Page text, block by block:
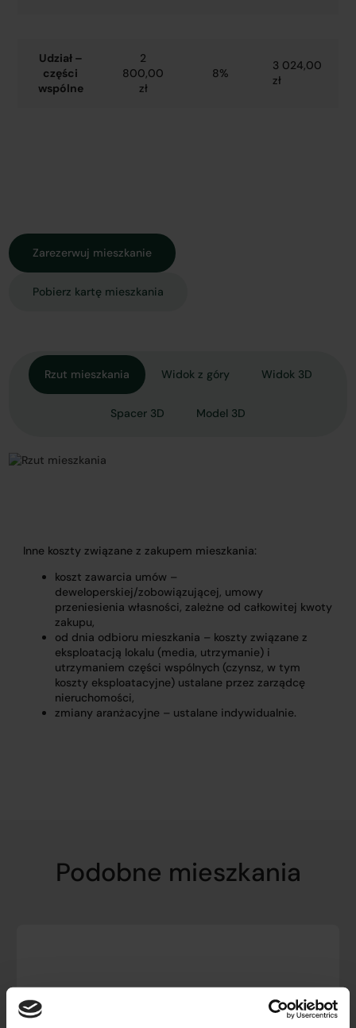
Rzut mieszkania Widok z góry Widok 3D
Spacer 3D Model 3D
Inne koszty związane z zakupem mieszkania:
koszt zawarcia umów –
deweloperskiej/zobowiązującej, umowy
przeniesienia własności, zależne od całkowitej kwoty
zakupu,
od dnia odbioru mieszkania – koszty związane z
eksploatacją lokalu (media, utrzymanie) i
utrzymaniem części wspólnych (czynsz, w tym
koszty eksploatacyjne) ustalane przez zarządcę
nieruchomości,
zmiany aranżacyjne – ustalane indywidualnie.
Udział –
części
wspólne
2
800,00
zł
8%
3 024,00
zł
Zarezerwuj mieszkanie
Pobierz kartę mieszkania
Podobne mieszkania